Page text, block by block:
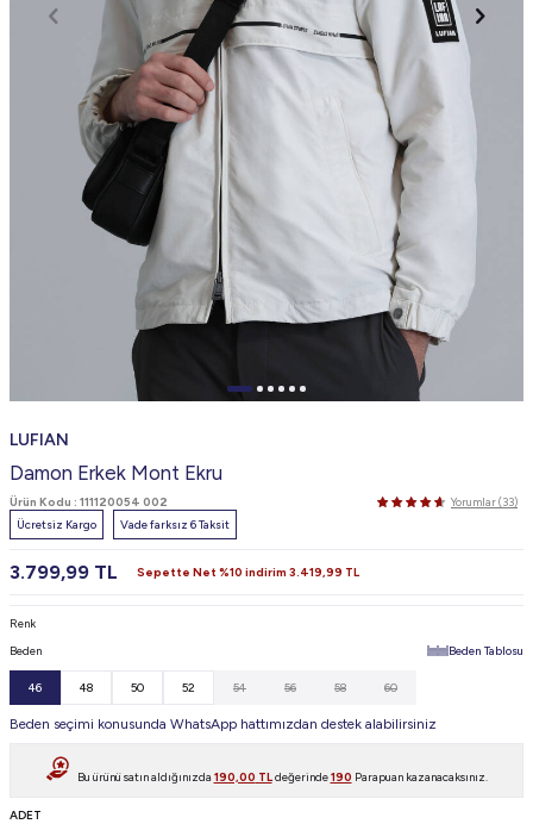
LUFIAN
Damon Erkek Mont Ekru
Ürün Kodu : 111120054 002
Yorumlar (33)
Ücretsiz Kargo
Vade farksız 6 Taksit
3.799,99 TL Sepette Net %10 indirim 3.419,99 TL
Renk
Beden Beden Tablosu
46 48 50 52 54 56 58 60
Beden seçimi konusunda WhatsApp hattımızdan destek alabilirsiniz
Bu ürünü satın aldığınızda190,00 TLdeğerinde190 Parapuan kazanacaksınız.
ADET